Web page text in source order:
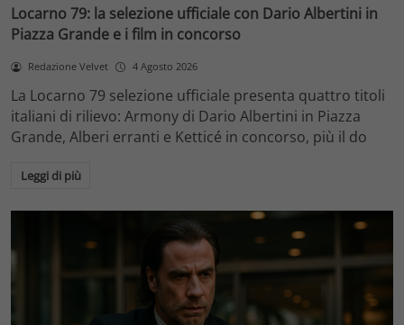
Locarno 79: la selezione ufficiale con Dario Albertini in
Piazza Grande e i film in concorso
Redazione Velvet 4 Agosto 2026
La Locarno 79 selezione ufficiale presenta quattro titoli
italiani di rilievo: Armony di Dario Albertini in Piazza
Grande, Alberi erranti e Ketticé in concorso, più il do
Leggi di più